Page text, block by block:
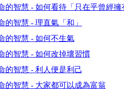
的智慧 - 如何看待「只在乎曾經擁
的智慧 - 理直氣「和」
的智慧 - 如何不生氣
的智慧 - 如何改掉壞習慣
的智慧 - 利人便是利己
的智慧 - 大家都可以成為富翁